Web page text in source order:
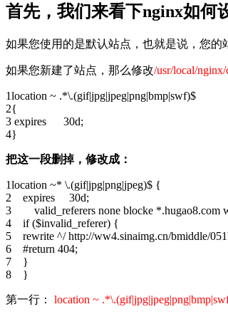
首先，我们来看下nginx如何
如果您使用的是默认站点，也就是说，您的
如果您新建了站点，那么修改/usr/local/
1
2
3
4
location ~ .*\.(gif|jpg|jpeg|png|bmp|swf)$
{
expires 30d;
}
把这一段删掉，修改成：
1
2
3
4
5
6
7
8
location ~* \.(gif|jpg|png|jpeg)$ {
expires 30d;
valid_referers none blocke *.hugao8.com
if ($invalid_referer) {
rewrite ^/ http://ww4.sinaimg.cn/bmiddle/
#return 404;
}
}
第一行： location ~